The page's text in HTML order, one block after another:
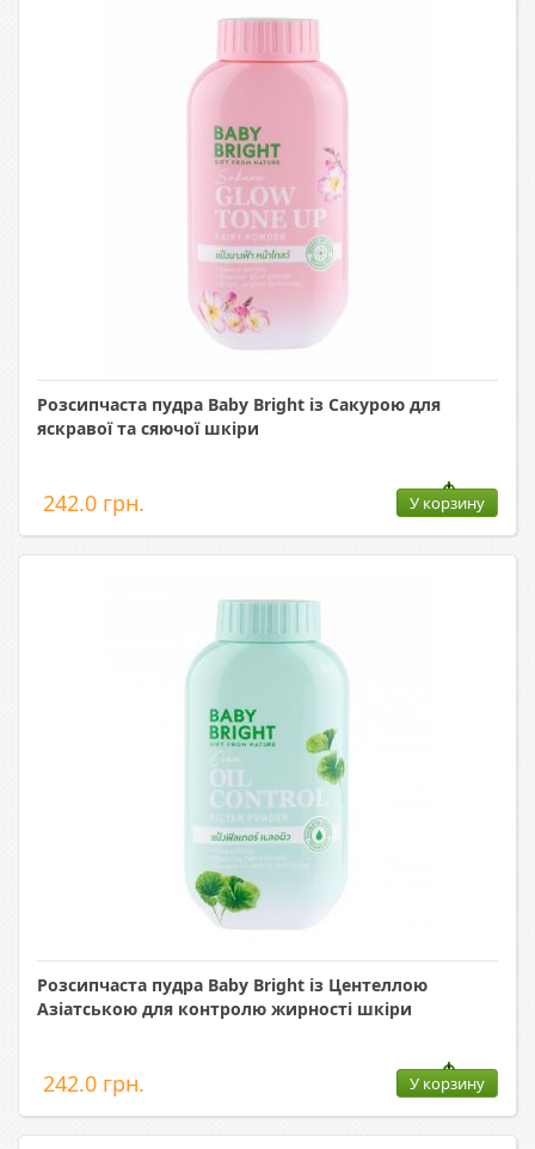
Розсипчаста пудра Baby Bright із Сакурою для
яскравої та сяючої шкіри
242.0 грн. У корзину
Розсипчаста пудра Baby Bright із Центеллою
Азіатською для контролю жирності шкіри
242.0 грн. У корзину